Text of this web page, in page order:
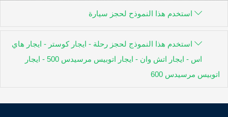
استخدم هذا النموذح لحجز سيارة
استخدم هذا النموذج لحجز رحلة - ايجار كوستر - ايجار هاي
اس - ايجار اتش وان - ايجار اتوبيس مرسيدس 500 - ايجار
اتوبيس مرسيدس 600